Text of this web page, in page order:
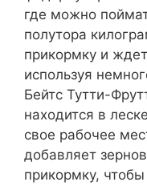
где можно
полутора
прикормку и
используя
Бейтс Тутти-
находится в
свое рабочее
добавляет
прикормку,